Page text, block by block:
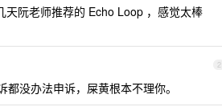
阮老师推荐的 Echo Loop ，感觉太棒
2
没办法申诉，屎黄根本不理你。